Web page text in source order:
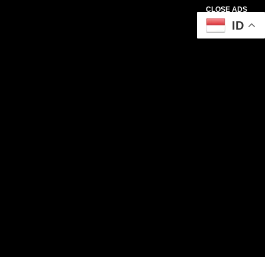
CLOSE ADS
ID